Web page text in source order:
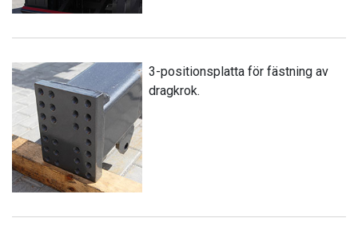
3-positionsplatta för fästning av
dragkrok.